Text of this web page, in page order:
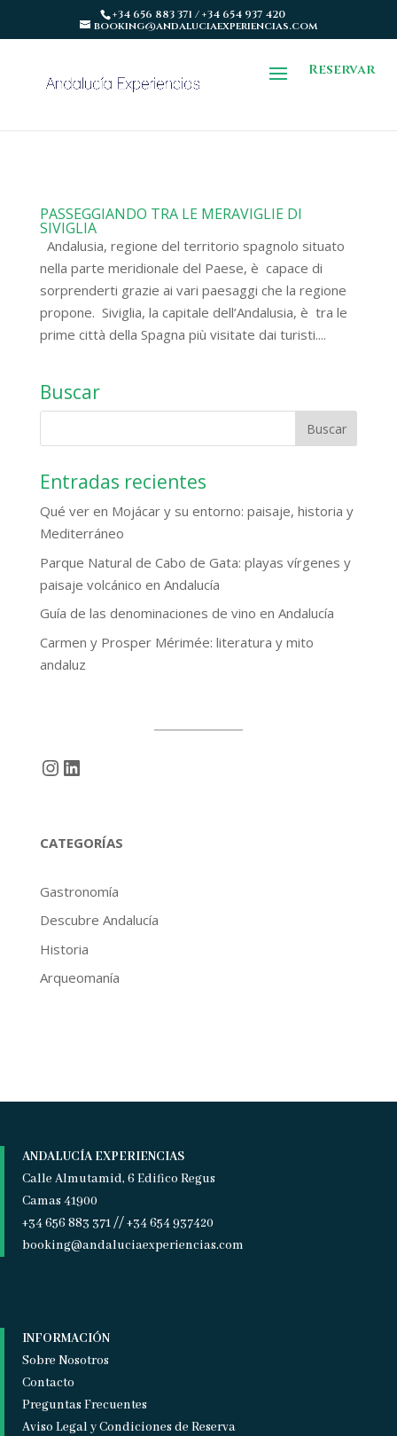
+34 656 883 371 / +34 654 937 420
booking@andaluciaexperiencias.com
Reservar
PASSEGGIANDO TRA LE MERAVIGLIE DI
SIVIGLIA
Andalusia, regione del territorio spagnolo situato
nella parte meridionale del Paese, è capace di
sorprenderti grazie ai vari paesaggi che la regione
propone. Siviglia, la capitale dell’Andalusia, è tra le
prime città della Spagna più visitate dai turisti....
Buscar
Entradas recientes
Qué ver en Mojácar y su entorno: paisaje, historia y
Mediterráneo
Parque Natural de Cabo de Gata: playas vírgenes y
paisaje volcánico en Andalucía
Guía de las denominaciones de vino en Andalucía
Carmen y Prosper Mérimée: literatura y mito
andaluz
Instagram
LinkedIn
CATEGORÍAS
Gastronomía
Descubre Andalucía
Historia
Arqueomanía
ANDALUCÍA EXPERIENCIAS
Calle Almutamid, 6 Edifico Regus
Camas 41900
+34 656 883 371 // +34 654 937420
booking@andaluciaexperiencias.com
INFORMACIÓN
Sobre Nosotros
Contacto
Preguntas Frecuentes
Aviso Legal y Condiciones de Reserva